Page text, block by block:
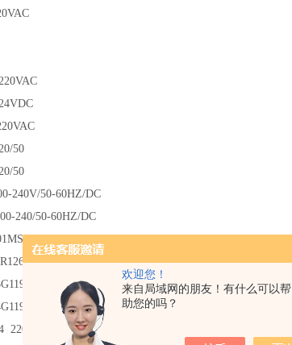
欢迎您！
来自局域网的朋友！有什么可以帮
助您的吗？
50
50
240V/50-60HZ/DC
240/50-60HZ/DC
220VAC
220VAC